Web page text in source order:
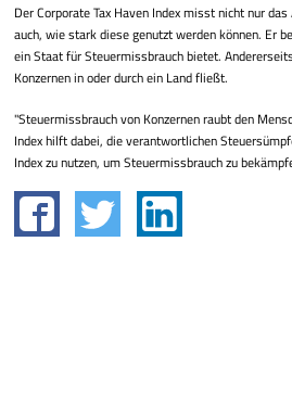
Der Corporate Tax Haven Index misst nicht nur
auch, wie stark diese genutzt werden können. Er
ein Staat für Steuermissbrauch bietet.
Konzernen in oder durch ein Land fließt.
"Steuermissbrauch von Konzernen raubt den
Index hilft dabei, die verantwortlichen
Index zu nutzen, um Steuermissbrauch zu